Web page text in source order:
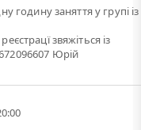
годину заняття у групі із
звяжіться із
Юрій